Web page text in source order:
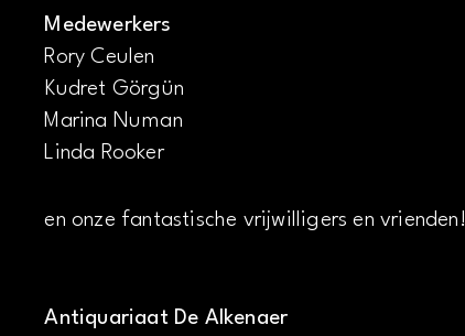
Medewerkers
Rory Ceulen
Kudret Görgün
Marina Numan
Linda Rooker
en onze fantastische vrijwilligers en vrienden!
Antiquariaat De Alkenaer